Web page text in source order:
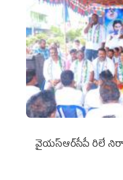
వైయ‌స్ఆర్‌సీపీ రిలే